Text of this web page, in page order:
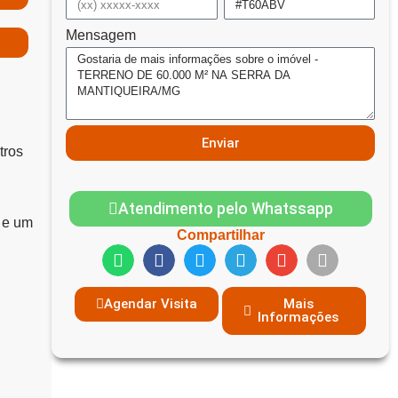
um
Mensagem
Enviar
Atendimento pelo Whatssapp
Compartilhar
Agendar Visita
Mais
Informações